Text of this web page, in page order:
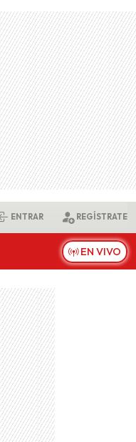
ENTRAR REGÍSTRATE
EN VIVO